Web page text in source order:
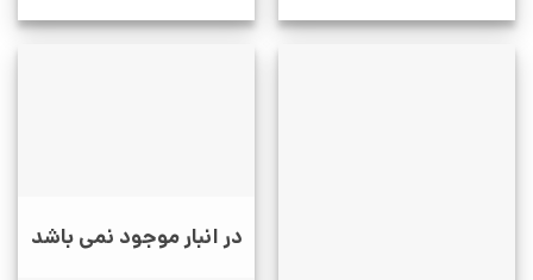
در انبار موجود نمی باشد